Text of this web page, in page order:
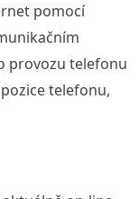
pomocí
provozu telefonu
telefonu,